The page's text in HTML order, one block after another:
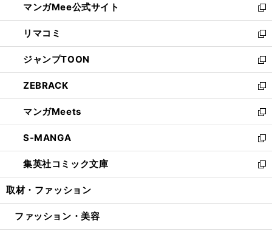
く
ド
ウ
で
開
く
ィ
ン
ド
ウ
で
開
く
い
ウ
ィ
ン
ド
ウ
で
開
く
マンガMee公式サイト
新
し
い
ウ
ィ
ン
ド
ウ
で
開
く
リマコミ
新
し
い
ウ
ィ
ン
ド
ウ
で
開
く
ジャンプTOON
新
し
い
ウ
ィ
ン
ド
ウ
で
開
ZEBRACK
新
し
い
ウ
ィ
ン
ド
ウ
開
マンガMeets
新
し
い
ウ
ィ
ン
ウ
開
S-MANGA
新
し
い
ウ
ン
ウ
集英社コミック文庫
新
し
ウ
ン
取材・ファッション
ファッション・美容